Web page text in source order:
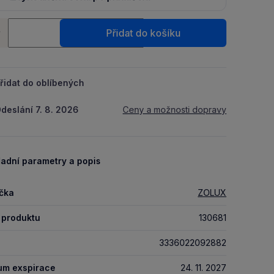
+
Přidat do košíku
do oblíbených
7. 8. 2026 Ceny a možnosti dopravy
parametry a popis
ZOLUX
produktu 130681
3336022092882
exspirace 24. 11. 2027